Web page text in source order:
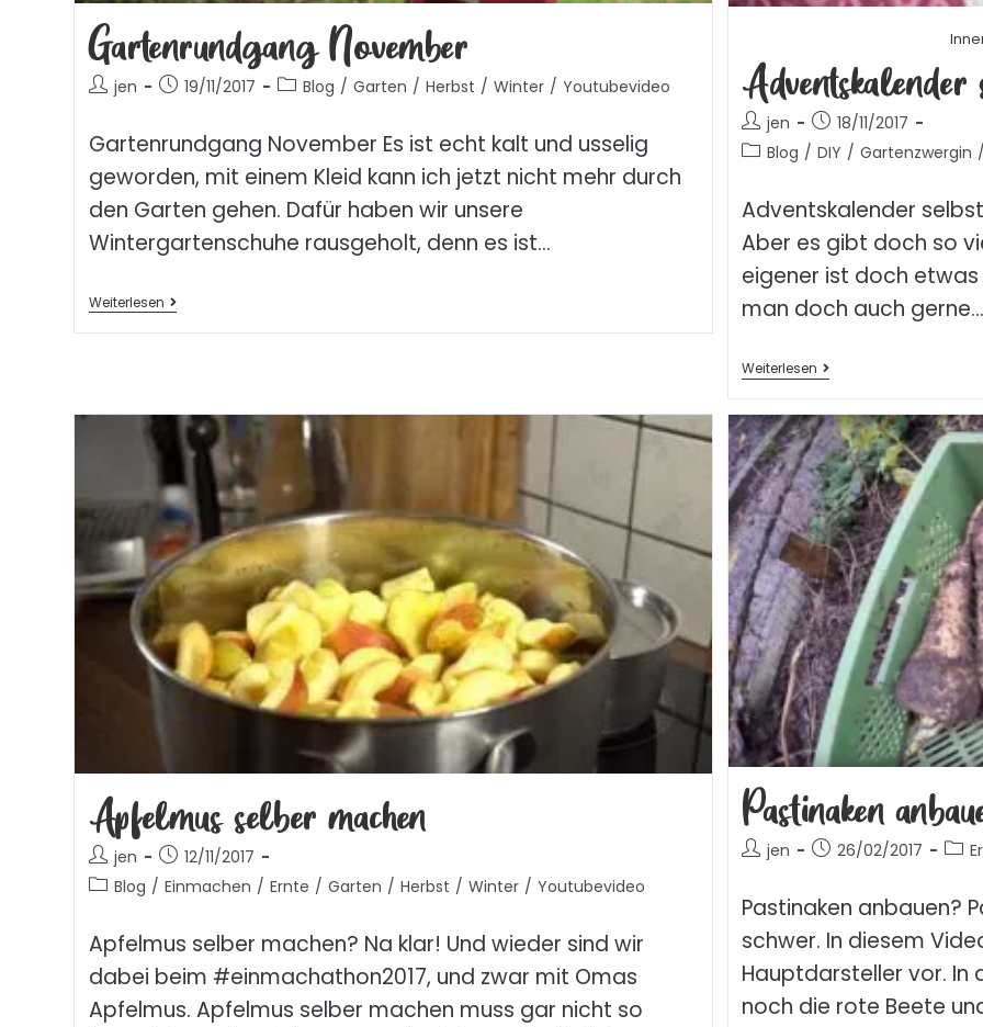
Gartenrundgang November
jen 19/11/2017 Blog / Garten / Herbst / Winter / Youtubevideo
Gartenrundgang November Es ist echt kalt und usselig
geworden, mit einem Kleid kann ich jetzt nicht mehr durch
den Garten gehen. Dafür haben wir unsere
Wintergartenschuhe rausgeholt, denn es ist…
Weiterlesen
Adventskalender
jen
18/11/2017
Blog / DIY / Gartenzwergin
Adventskalender
Aber es gibt doch so
eigener ist doch
man doch auch
Weiterlesen
Apfelmus selber machen
jen
12/11/2017
Blog / Einmachen / Ernte / Garten / Herbst / Winter / Youtubevideo
Apfelmus selber machen? Na klar! Und wieder sind wir
dabei beim #einmachathon2017, und zwar mit Omas
Apfelmus. Apfelmus selber machen muss gar nicht so
Pastinaken
jen 26/02/2017
Pastinaken anbauen?
schwer. In diesem
Hauptdarsteller vor. In
noch die rote Beete